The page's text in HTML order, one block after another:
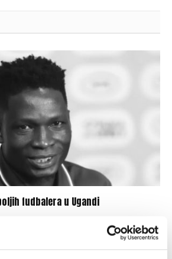
fudbalera u Ugandi